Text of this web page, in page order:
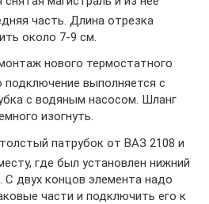
часть. Длина отрезка
около 7-9 см.
нового термостатного
подключение выполняется с
с водяным насосом. Шланг
изогнуть.
патрубок от ВАЗ 2108 и
где был установлен нижний
двух концов элемента надо
части и подключить его к